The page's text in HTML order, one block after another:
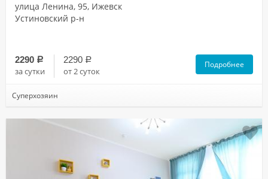
улица Ленина, 95, Ижевск
Устиновский р-н
2290 a
за сутки
2290 a
от 2 суток
Подробнее
Суперхозяин